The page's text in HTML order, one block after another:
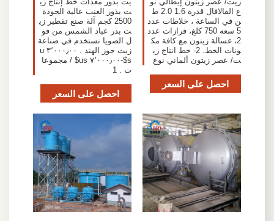
ع الفالافال قدرة 1.6 2.0 ط
ن في الساعة ، خلاطات عدد
5 سعه 750 كلغ، فرازات عدد
2، غسالة زيتون مع كافة مك
ونات الخط. 2- خط انتاج زي
ت/ عصر زيتون ألماني نوع
احصل على السعر
ت بذور العنب عالية الجودة
2500 كجم آلة صنع تقطير زي
ت بذر عباد الشمس من فو
ل الصويا تستخدم في صناعة
زيت جوز الهند . ٣٬٠٠٠٫٠٠ u
s$-٧٬٠٠٠٫٠٠ us$ / مجموعا
ت . 1
احصل على السعر